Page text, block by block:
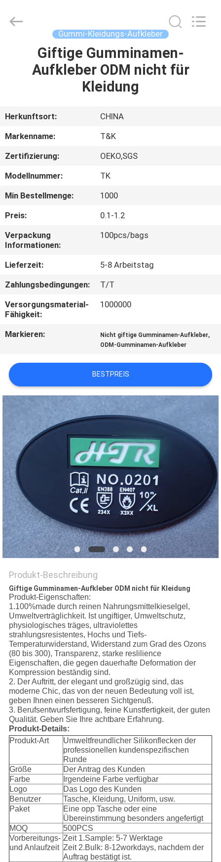
ÜBER
UNS
FABRIK-
AUSFLUG
QUALITÄTSKONTROLLE
TRETEN
SIE
MIT
IN
VERBINDUNG
FORDERN
SIE EIN
ZITAT
SITEMAP
PRIVACY
POLICY
Accessories
Co.,Ltd.
Gummi-Kleidungs-Aufkleber
Giftige Gumminamen-
Aufkleber ODM nicht für
Kleidung
Herkunftsort:
CHINA
Markenname:
T&K
Zertifizierung:
OEKO,SGS
Modellnummer:
TK
Min Bestellmenge:
1000
Preis:
0.1-1.2
Verpackung
Informationen:
100pcs/bags
Lieferzeit:
5-8 Arbeitstag
Zahlungsbedingungen:
T/T
Versorgungsmaterial-
Fähigkeit:
1000000
Markieren: Nicht giftige Gumminamen-Aufkleber,
ODM-Gumminamen-Aufkleber
BESTPREIS
Produkt-Beschreibung
Giftige Gumminamen-Aufkleber ODM nicht für Kleidung
Produkt-Eigenschaften:
1.100%made durch reinen Nahrungsmittelkieselgel,
Umweltverträglichkeit. Ist ungiftiger, Umweltschutz,
physiologisches träges, ultraviolettes
strahlungsresistentes, Hochs und Tiefs-
Temperaturwiderstand, Widerstand zum Grad des Ozons
(80 bis 300), Transparenz, starke reslilience
Eigenschaften, die gegen dauerhafte Deformation der
Kompression beständig sind.
2. Der Auftritt, der elegant und großzügig sind, das
moderne Chic, das von der neuen Bedeutung voll ist,
geben Ihnen einen besseren Sichtgenuß.
3. Berufsentwurfsfertigung, feine Kunstfertigkeit, der guten
Qualität. Geben Sie Ihre achtbare Erfahrung.
Produkt-Details:
Produkt-Art
Umweltfreundlicher Silikonflecken der
professionellen kundenspezifischen
Runde
Größe
Der Antrag des Kunden
Farbe
Irgendeine Farbe verfügbar
Logo
Das Logo des Kunden
Benutzer
Tasche, Kleidung, Uniform, usw.
Paket
Eine opp Tasche oder eine
Übereinstimmung besonders angefertigt
MOQ
500PCS
Vorbereitungs-
und Anlaufzeit
Zeit 1.Sample: 5-7 Werktage
Zeit 2.Bulk: 8-12workdays, nachdem der
Auftrag bestätigt ist.